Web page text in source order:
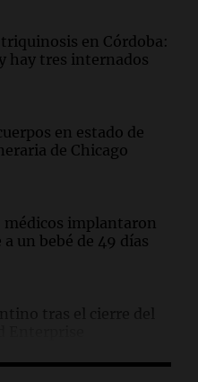
en Córdoba:
hay tres internados
en estado de
de Chicago
implantaron
un bebé de 49 días
tras el cierre del